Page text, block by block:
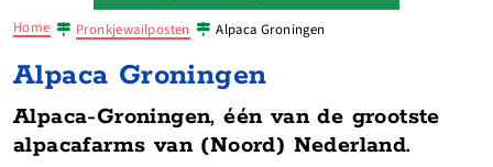
Home Pronkjewailposten Alpaca Groningen
Alpaca Groningen
Alpaca-Groningen, één van de grootste
alpacafarms van (Noord) Nederland.